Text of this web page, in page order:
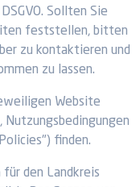
Sollten Sie
feststellen, bitten
zu kontaktieren und
zu lassen.
Website
Nutzungsbedingungen
finden.
den Landkreis